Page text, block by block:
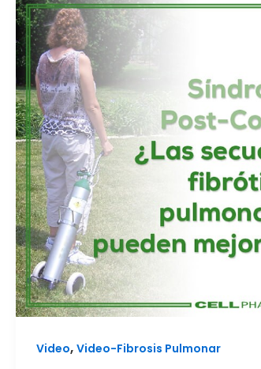
Video, Video-Fibrosis Pulmonar